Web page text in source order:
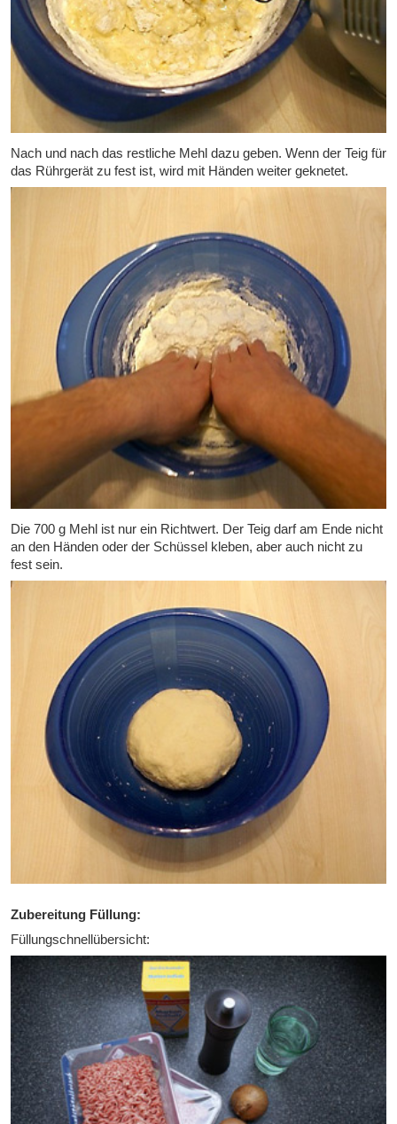
Nach und nach das restliche Mehl dazu geben. Wenn der Teig für
das Rührgerät zu fest ist, wird mit Händen weiter geknetet.
Die 700 g Mehl ist nur ein Richtwert. Der Teig darf am Ende nicht
an den Händen oder der Schüssel kleben, aber auch nicht zu
fest sein.
Zubereitung Füllung:
Füllungschnellübersicht: